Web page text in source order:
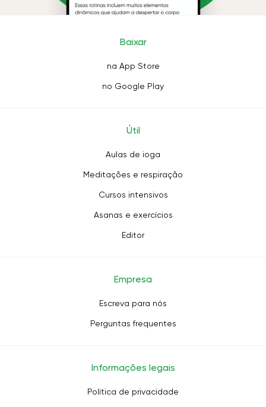
Baixar
na App Store
no Google Play
Útil
Aulas de ioga
Meditações e respiração
Cursos intensivos
Asanas e exercícios
Editor
Empresa
Escreva para nós
Perguntas frequentes
Informações legais
Política de privacidade